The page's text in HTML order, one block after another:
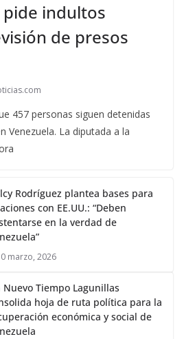
indultos
de presos
457 personas siguen detenidas
Venezuela. La diputada a la
Rodríguez plantea bases para
con EE.UU.: “Deben
en la verdad de
marzo, 2026
Nuevo Tiempo Lagunillas
hoja de ruta política para la
económica y social de